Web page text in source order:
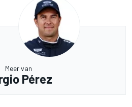
Meer van
Pérez